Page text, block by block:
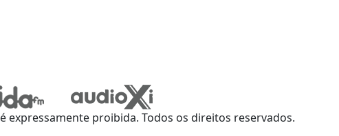
proibida. Todos os direitos reservados.